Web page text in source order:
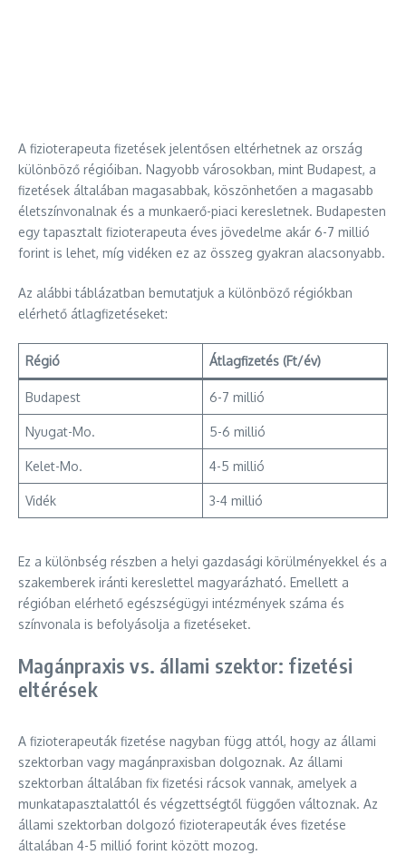
A fizioterapeuta fizetések jelentősen eltérhetnek az ország
különböző régióiban. Nagyobb városokban, mint Budapest, a
fizetések általában magasabbak, köszönhetően a magasabb
életszínvonalnak és a munkaerő-piaci keresletnek. Budapesten
egy tapasztalt fizioterapeuta éves jövedelme akár 6-7 millió
forint is lehet, míg vidéken ez az összeg gyakran alacsonyabb.
Az alábbi táblázatban bemutatjuk a különböző régiókban
elérhető átlagfizetéseket:
Régió Átlagfizetés (Ft/év)
Budapest 6-7 millió
Nyugat-Mo. 5-6 millió
Kelet-Mo. 4-5 millió
Vidék 3-4 millió
Ez a különbség részben a helyi gazdasági körülményekkel és a
szakemberek iránti kereslettel magyarázható. Emellett a
régióban elérhető egészségügyi intézmények száma és
színvonala is befolyásolja a fizetéseket.
Magánpraxis vs. állami szektor: fizetési
eltérések
A fizioterapeuták fizetése nagyban függ attól, hogy az állami
szektorban vagy magánpraxisban dolgoznak. Az állami
szektorban általában fix fizetési rácsok vannak, amelyek a
munkatapasztalattól és végzettségtől függően változnak. Az
állami szektorban dolgozó fizioterapeuták éves fizetése
általában 4-5 millió forint között mozog.